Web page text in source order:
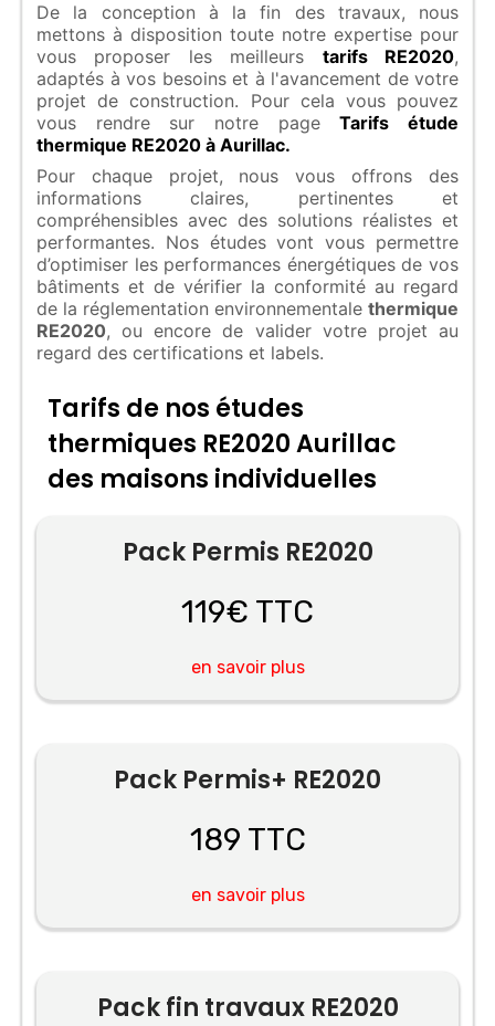
De la conception à la fin des travaux, nous
mettons à disposition toute notre expertise pour
vous proposer les meilleurs tarifs RE2020,
adaptés à vos besoins et à l'avancement de votre
projet de construction. Pour cela vous pouvez
vous rendre sur notre pageTarifs étude
thermique RE2020 à Aurillac.
Pour chaque projet, nous vous offrons des
informations claires, pertinentes et
compréhensibles avec des solutions réalistes et
performantes. Nos études vont vous permettre
d’optimiser les performances énergétiques de vos
bâtiments et de vérifier la conformité au regard
de la réglementation environnementale thermique
RE2020, ou encore de valider votre projet au
regard des certifications et labels.
Tarifs de nos études
thermiques RE2020 Aurillac
des maisons individuelles
Pack Permis RE2020
119€ TTC
en savoir plus
Pack Permis+ RE2020
189 TTC
en savoir plus
Pack fin travaux RE2020